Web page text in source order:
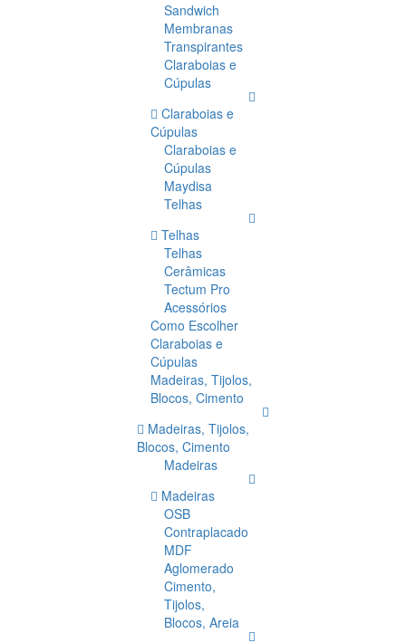
Sandwich
Membranas
Transpirantes
Claraboias e
Cúpulas
Claraboias e
Cúpulas
Claraboias e
Cúpulas
Maydisa
Telhas
Telhas
Telhas
Cerâmicas
Tectum Pro
Acessórios
Como Escolher
Claraboias e
Cúpulas
Madeiras, Tijolos,
Blocos, Cimento
Madeiras, Tijolos,
Blocos, Cimento
Madeiras
Madeiras
OSB
Contraplacado
MDF
Aglomerado
Cimento,
Tijolos,
Blocos, Areia